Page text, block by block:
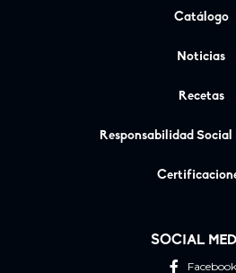
Catálogo
Noticias
Recetas
Responsabilidad Social
SOCIAL
Facebook